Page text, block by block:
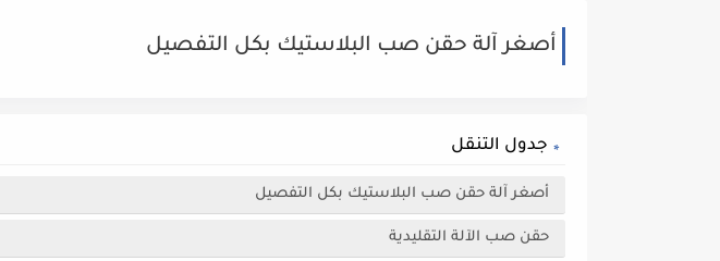
أصغر آلة حقن صب البلاستيك بكل التفصيل
جدول التنقل
أصغر آلة حقن صب البلاستيك بكل التفصيل
حقن صب الآلة التقليدية